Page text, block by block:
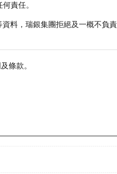
責任。
料，瑞銀集團拒絕及一概不負
條款。